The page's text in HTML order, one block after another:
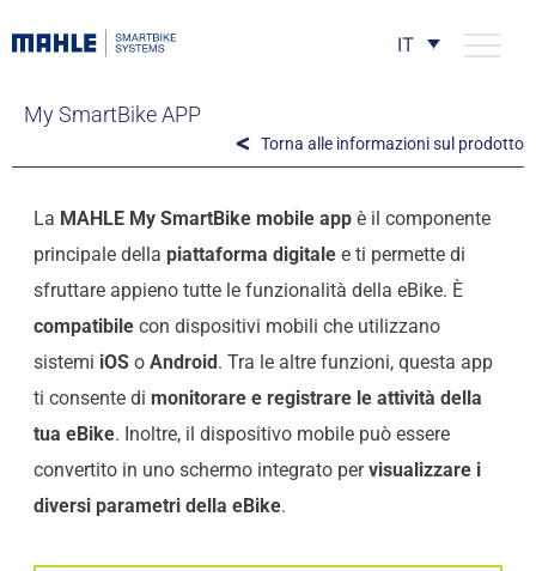
IT
My SmartBike APP
Torna alle informazioni sul prodotto
La MAHLE My SmartBike mobile appè il componente
principale della piattaforma digitalee ti permette di
sfruttare appieno tutte le funzionalità della eBike. È
compatibilecon dispositivi mobili che utilizzano
sistemi iOSo Android. Tra le altre funzioni, questa app
ti consente di monitorare e registrare le attività della
tua eBike. Inoltre, il dispositivo mobile può essere
convertito in uno schermo integrato pervisualizzare i
diversi parametri della eBike.